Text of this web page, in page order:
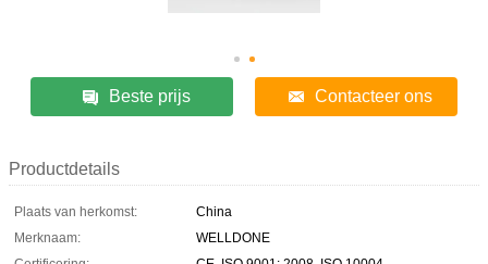
Beste prijs Contacteer ons
Productdetails
Plaats van herkomst:
China
Merknaam:
WELLDONE